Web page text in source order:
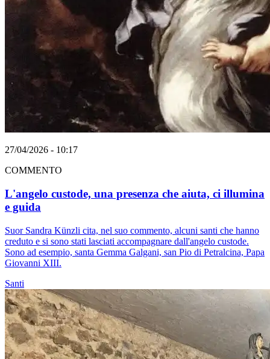
27/04/2026 - 10:17
COMMENTO
L'angelo custode, una presenza che aiuta, ci illumina
e guida
Suor Sandra Künzli cita, nel suo commento, alcuni santi che hanno
creduto e si sono stati lasciati accompagnare dall'angelo custode.
Sono ad esempio, santa Gemma Galgani, san Pio di Petralcina, Papa
Giovanni XIII.
Santi